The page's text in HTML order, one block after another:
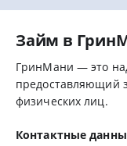
Займ в
ГринМани — это
предоставляющий
физических лиц.
Контактные